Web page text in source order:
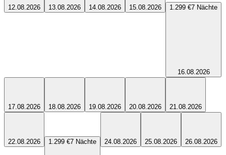
12.08.2026 13.08.2026 14.08.2026 15.08.2026 1.299 €7 Nächte
16.08.2026
17.08.2026 18.08.2026 19.08.2026 20.08.2026 21.08.2026
22.08.2026 1.299 €7 Nächte 24.08.2026 25.08.2026 26.08.2026